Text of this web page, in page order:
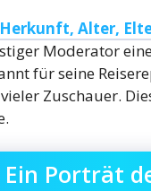
Alter,
Moderator
für seine
Zuschauer.
Ein Porträt